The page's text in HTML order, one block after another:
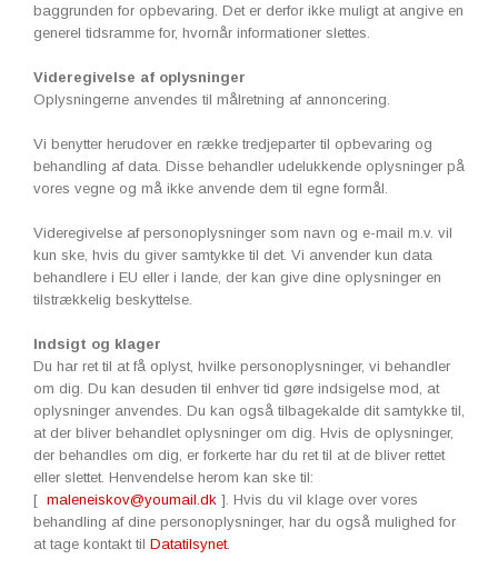
baggrunden for opbevaring. Det er derfor ikke muligt at angive en
generel tidsramme for, hvornår informationer slettes.
Videregivelse af oplysninger
Oplysningerne anvendes til målretning af annoncering.
Vi benytter herudover en række tredjeparter til opbevaring og
behandling af data. Disse behandler udelukkende oplysninger på
vores vegne og må ikke anvende dem til egne formål.
Videregivelse af personoplysninger som navn og e-mail m.v. vil
kun ske, hvis du giver samtykke til det. Vi anvender kun data
behandlere i EU eller i lande, der kan give dine oplysninger en
tilstrækkelig beskyttelse.
Indsigt og klager
Du har ret til at få oplyst, hvilke personoplysninger, vi behandler
om dig. Du kan desuden til enhver tid gøre indsigelse mod, at
oplysninger anvendes. Du kan også tilbagekalde dit samtykke til,
at der bliver behandlet oplysninger om dig. Hvis de oplysninger,
der behandles om dig, er forkerte har du ret til at de bliver rettet
eller slettet. Henvendelse herom kan ske til:
[ maleneiskov@youmail.dk ]. Hvis du vil klage over vores
behandling af dine personoplysninger, har du også mulighed for
at tage kontakt til Datatilsynet.